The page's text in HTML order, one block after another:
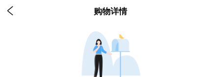
 购物详情